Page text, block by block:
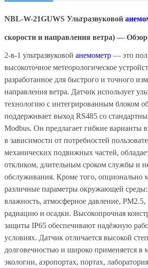
NBL-W-21GUWS Ультразвуковой
скорости и направления ветра) —
2-в-1 ультразвуковой анемометр— это
высокоточное метеорологическое
разработанное для быстрого и точного
направления ветра. Датчик использует
технологию с интегрированным блоком
поддерживает выход RS485 со
Modbus. Он предлагает гибкие варианты
в зависимости от потребностей
механических подвижных частей,
откликом, длительным сроком службы и
обслуживания. Кроме того, опционально
различные параметры окружающей среды:
влажность, атмосферное давление,
радиацию и осадки. Высокопрочная
защиты IP65 обеспечивают надёжную
условиях. Датчик отличается высокой
долговечностью и широко применяется в
экологии, аэропортах, портах,